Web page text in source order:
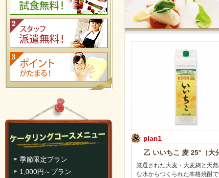
季節限定プラン
1,000円～プラン
plan1
乙 いいちこ 麦 25°（大
厳選された大麦・大麦麹と天
な水からつくられた本格焼酎